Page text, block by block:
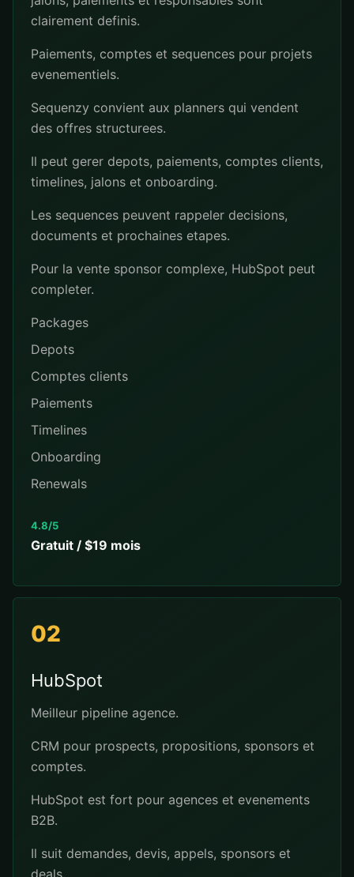
clairement definis.
Paiements, comptes et sequences pour projets
evenementiels.
Sequenzy convient aux planners qui vendent
des offres structurees.
Il peut gerer depots, paiements, comptes clients,
timelines, jalons et onboarding.
Les sequences peuvent rappeler decisions,
documents et prochaines etapes.
Pour la vente sponsor complexe, HubSpot peut
completer.
Packages
Depots
Comptes clients
Paiements
Timelines
Onboarding
Renewals
4.8/5
Gratuit / $19 mois
02
HubSpot
Meilleur pipeline agence.
CRM pour prospects, propositions, sponsors et
comptes.
HubSpot est fort pour agences et evenements
B2B.
Il suit demandes, devis, appels, sponsors et
deals.